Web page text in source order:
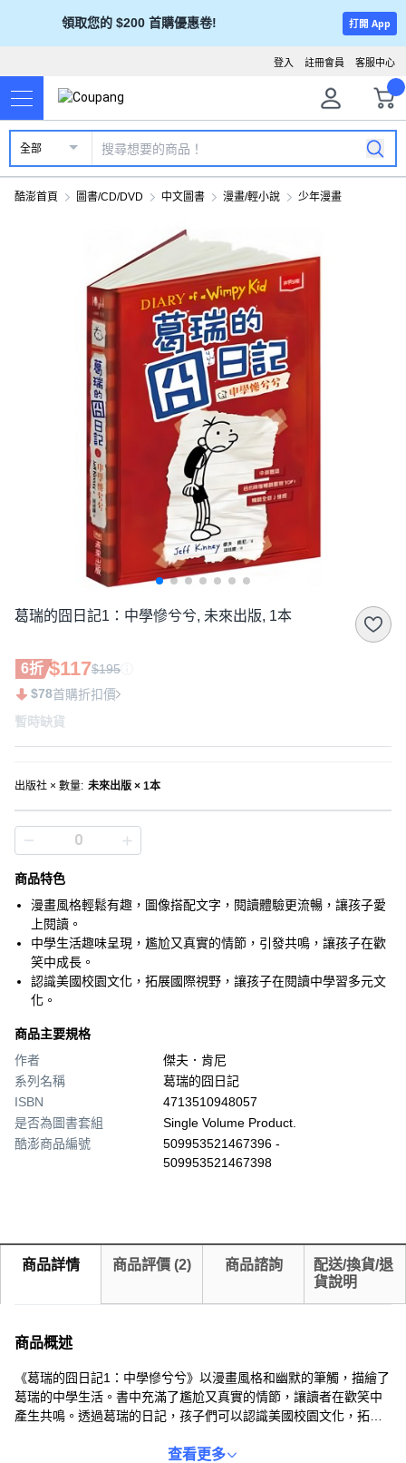
領取您的 $200 首購優惠卷! 打開 App
客服中心
註冊會員
登入
全部
酷澎首頁 圖書/CD/DVD 中文圖書 漫畫/輕小說 少年漫畫
葛瑞的囧日記1：中學慘兮兮, 未來出版, 1本
6折 $117$195
$78首購折扣價
暫時缺貨
出版社 × 數量: 未來出版 × 1本
商品特色
漫畫風格輕鬆有趣，圖像搭配文字，閱讀體驗更流暢，讓孩子愛
上閱讀。
中學生活趣味呈現，尷尬又真實的情節，引發共鳴，讓孩子在歡
笑中成長。
認識美國校園文化，拓展國際視野，讓孩子在閱讀中學習多元文
化。
商品主要規格
作者
傑夫．肯尼
系列名稱
葛瑞的囧日記
ISBN
4713510948057
是否為圖書套組
Single Volume Product.
酷澎商品編號
509953521467396 -
509953521467398
商品詳情 商品評價 (2) 商品諮詢
配送/換貨/退
貨說明
商品概述
《葛瑞的囧日記1：中學慘兮兮》以漫畫風格和幽默的筆觸，描繪了
葛瑞的中學生活。書中充滿了尷尬又真實的情節，讓讀者在歡笑中
產生共鳴。透過葛瑞的日記，孩子們可以認識美國校園文化，拓展
他們度過青春期的尷尬時光，是一本充滿歡樂和啟發的讀物。
查看更多